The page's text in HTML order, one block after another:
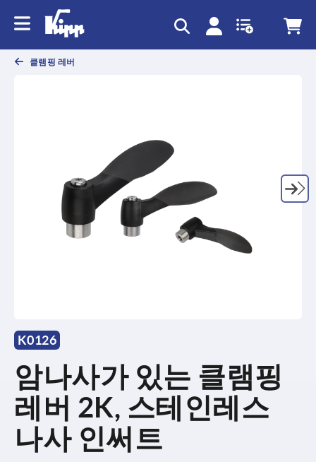
클램핑 레버
K0126
암나사가 있는 클램핑
레버 2K, 스테인레스
나사 인써트